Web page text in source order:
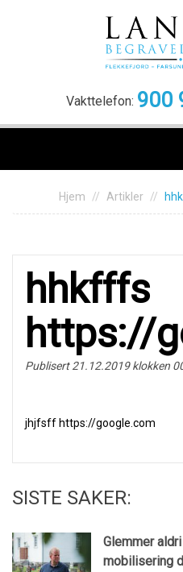
Vakttelefon: 900
Hjem Artikler
hhkfffs
https://
Publisert 21.12.2019 klokken
jhjfsff https://google.com
SISTE SAKER:
Glemmer
mobilisering